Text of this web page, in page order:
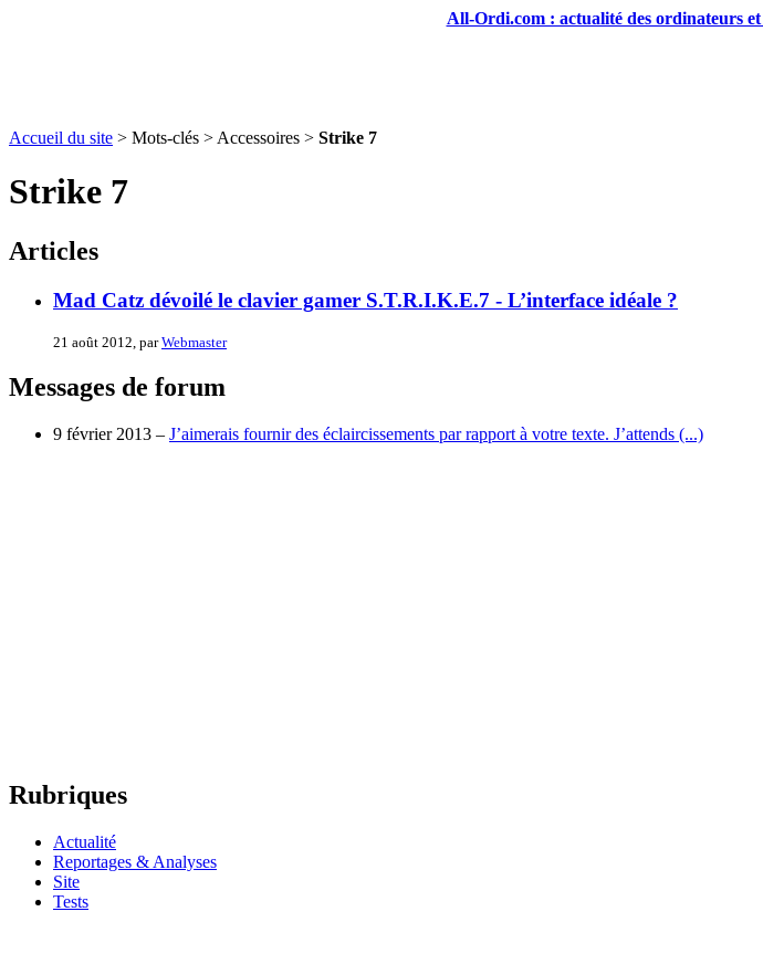
All-Ordi.com : actualité des ordinateurs
Accueil du site > Mots-clés > Accessoires > Strike 7
Strike 7
Articles
Mad Catz dévoilé le clavier gamer S.T.R.I.K.E.7 - L’interface idéale ?
21 août 2012, parWebmaster
Messages de forum
9 février 2013 – J’aimerais fournir des éclaircissements par rapport à votre texte. J’attends (...)
Rubriques
Actualité
Reportages & Analyses
Site
Tests